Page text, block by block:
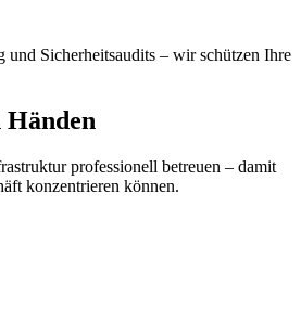
und Sicherheitsaudits – wir schützen Ihre
professionell betreuen – damit
konzentrieren können.